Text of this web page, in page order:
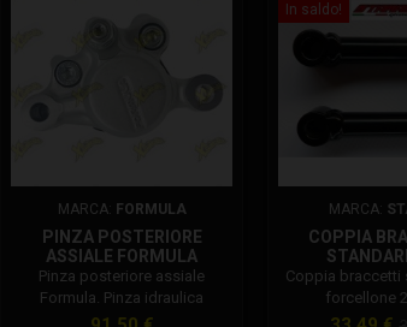
MARCA: FORMULA
PINZA POSTERIORE
ASSIALE FORMULA
Pinza posteriore assiale
Formula. Pinza idraulica
posteriore per minimoto,
In saldo!
MARCA:
COPPIA
Coppia braccetti
forcellone